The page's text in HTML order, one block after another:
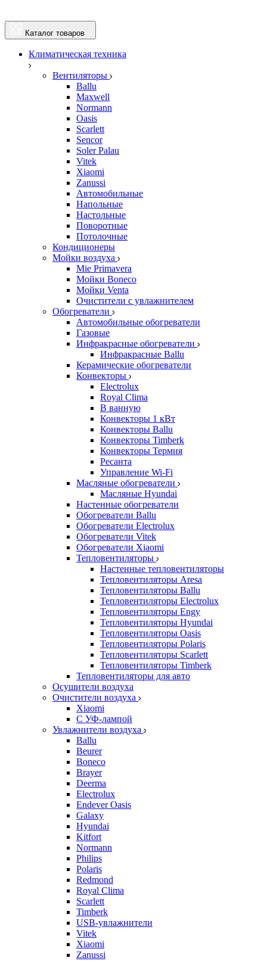
Каталог товаров
Климатическая техника
Вентиляторы
Ballu
Maxwell
Normann
Oasis
Scarlett
Sencor
Soler Palau
Vitek
Xiaomi
Zanussi
Автомобильные
Напольные
Настольные
Поворотные
Потолочные
Кондиционеры
Мойки воздуха
Mie Primavera
Мойки Boneco
Мойки Venta
Очистители с увлажнителем
Обогреватели
Автомобильные обогреватели
Газовые
Инфракрасные обогреватели
Инфракрасные Ballu
Керамические обогреватели
Конвекторы
Electrolux
Royal Clima
В ванную
Конвекторы 1 кВт
Конвекторы Ballu
Конвекторы Timberk
Конвекторы Термия
Ресанта
Управление Wi-Fi
Масляные обогреватели
Масляные Hyundai
Настенные обогреватели
Обогреватели Ballu
Обогреватели Electrolux
Обогреватели Vitek
Обогреватели Xiaomi
Тепловентиляторы
Настенные тепловентиляторы
Тепловентиляторы Aresa
Тепловентиляторы Ballu
Тепловентиляторы Electrolux
Тепловентиляторы Engy
Тепловентиляторы Hyundai
Тепловентиляторы Oasis
Тепловентиляторы Polaris
Тепловентиляторы Scarlett
Тепловентиляторы Timberk
Тепловентиляторы для авто
Осушители воздуха
Очистители воздуха
Xiaomi
С УФ-лампой
Увлажнители воздуха
Ballu
Beurer
Boneco
Brayer
Deerma
Electrolux
Endever Oasis
Galaxy
Hyundai
Kitfort
Normann
Philips
Polaris
Redmond
Royal Clima
Scarlett
Timberk
USB-увлажнители
Vitek
Xiaomi
Zanussi